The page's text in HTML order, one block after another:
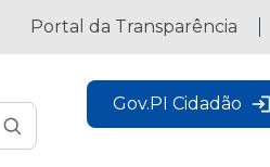
Portal da Transparência
Gov.PI Cidadão